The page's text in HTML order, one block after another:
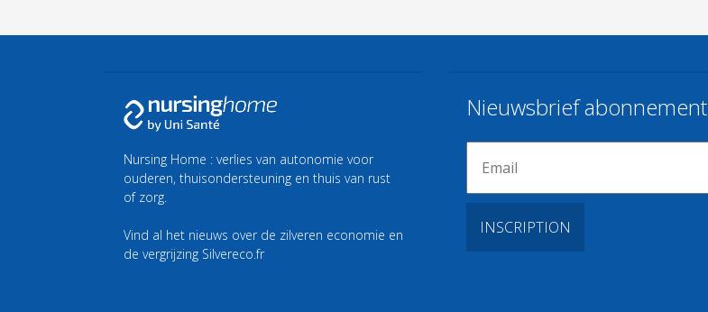
Nursing Home : verlies van autonomie voor
ouderen, thuisondersteuning en thuis van rust
of zorg.
Vind al het nieuws over de zilveren economie en
de vergrijzing Silvereco.fr
Nieuwsbrief abonnement